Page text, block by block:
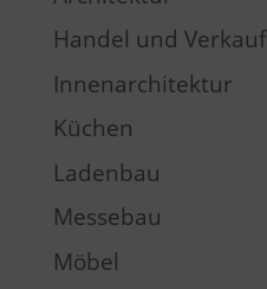
Handel und Verkauf
Innenarchitektur
Küchen
Ladenbau
Messebau
Möbel